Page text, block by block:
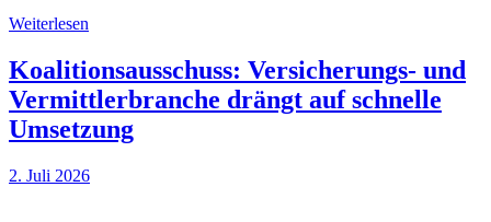
Weiterlesen
Koalitionsausschuss: Versicherungs- und
Vermittlerbranche drängt auf schnelle
Umsetzung
2. Juli 2026